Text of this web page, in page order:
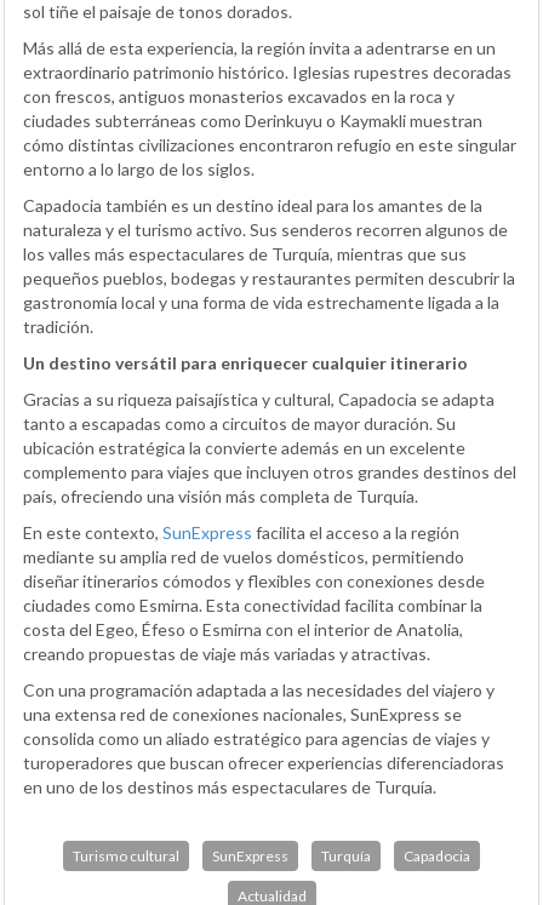
sol tiñe el paisaje de tonos dorados.
Más allá de esta experiencia, la región invita a adentrarse en un
extraordinario patrimonio histórico. Iglesias rupestres decoradas
con frescos, antiguos monasterios excavados en la roca y
ciudades subterráneas como Derinkuyu o Kaymakli muestran
cómo distintas civilizaciones encontraron refugio en este singular
entorno a lo largo de los siglos.
Capadocia también es un destino ideal para los amantes de la
naturaleza y el turismo activo. Sus senderos recorren algunos de
los valles más espectaculares de Turquía, mientras que sus
pequeños pueblos, bodegas y restaurantes permiten descubrir la
gastronomía local y una forma de vida estrechamente ligada a la
tradición.
Un destino versátil para enriquecer cualquier itinerario
Gracias a su riqueza paisajística y cultural, Capadocia se adapta
tanto a escapadas como a circuitos de mayor duración. Su
ubicación estratégica la convierte además en un excelente
complemento para viajes que incluyen otros grandes destinos del
país, ofreciendo una visión más completa de Turquía.
En este contexto, SunExpress facilita el acceso a la región
mediante su amplia red de vuelos domésticos, permitiendo
diseñar itinerarios cómodos y flexibles con conexiones desde
ciudades como Esmirna. Esta conectividad facilita combinar la
costa del Egeo, Éfeso o Esmirna con el interior de Anatolia,
creando propuestas de viaje más variadas y atractivas.
Con una programación adaptada a las necesidades del viajero y
una extensa red de conexiones nacionales, SunExpress se
consolida como un aliado estratégico para agencias de viajes y
turoperadores que buscan ofrecer experiencias diferenciadoras
en uno de los destinos más espectaculares de Turquía.
Turismo cultural SunExpress Turquía Capadocia
Actualidad